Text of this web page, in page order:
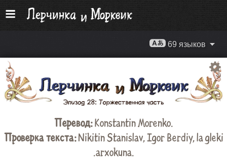
69 языков
Перевод:Konstantin Morenko.
Проверка текста:Nikitin Stanislav,Igor Berdiy,la gleki
.arxokuna.